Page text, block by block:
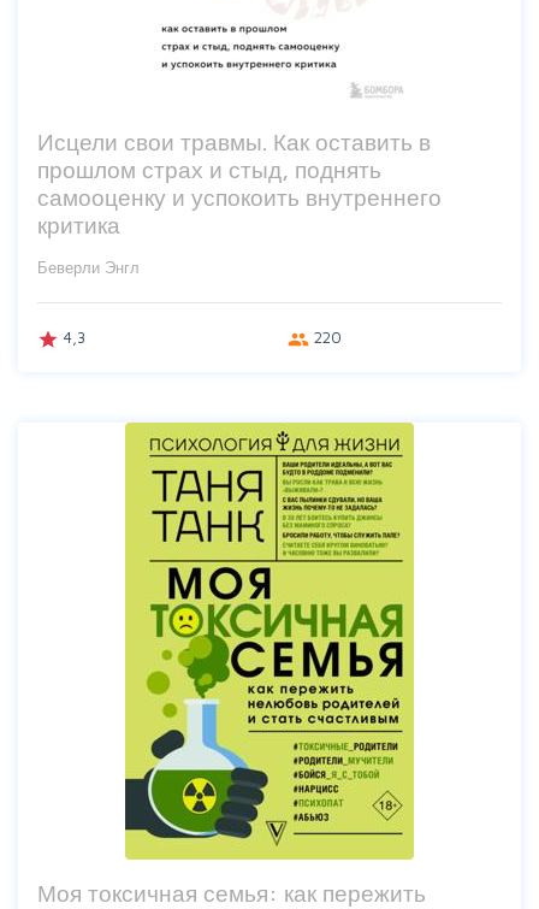
Исцели свои травмы. Как оставить в
прошлом страх и стыд, поднять
самооценку и успокоить внутреннего
критика
Беверли Энгл
grade 4,3 group 220
Моя токсичная семья: как пережить